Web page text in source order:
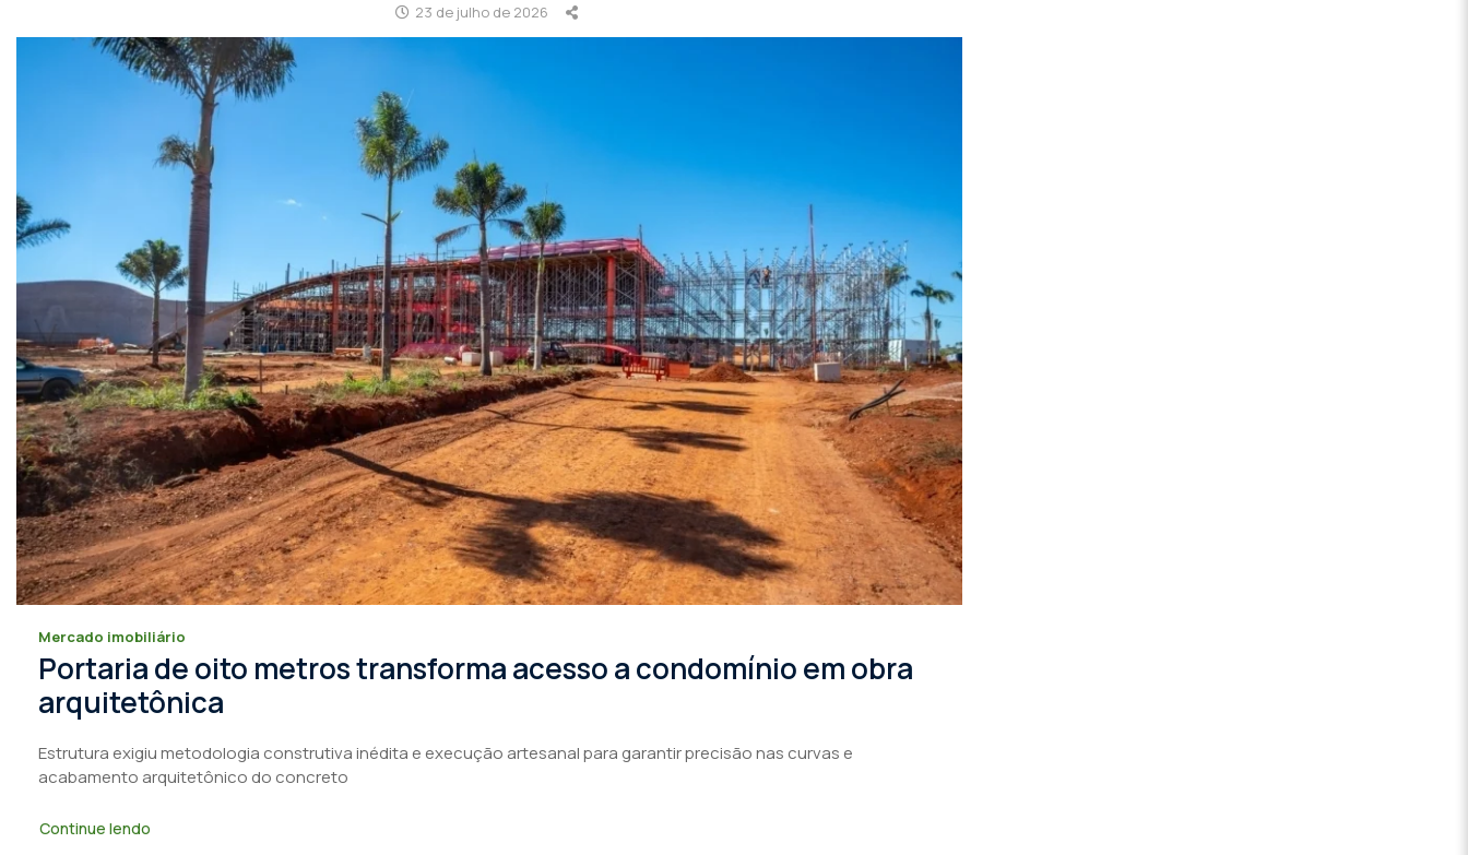
23 de julho de 2026
Mercado imobiliário
Portaria de oito metros transforma acesso a condomínio em obra
arquitetônica
Estrutura exigiu metodologia construtiva inédita e execução artesanal para garantir precisão nas curvas e
acabamento arquitetônico do concreto
Continue lendo